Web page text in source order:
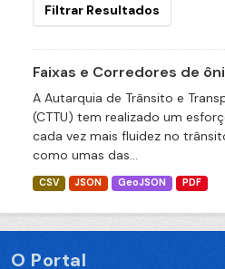
Filtrar Resultados
Faixas e Corredores de
A Autarquia de Trânsito e
(CTTU) tem realizado um
cada vez mais fluidez no
como umas das...
CSV JSON GeoJSON PDF
O Portal